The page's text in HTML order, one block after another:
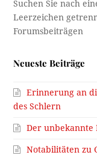
Neueste Beiträge
Erinnerung an
des Schlern
Der unbekannte
Notabilitäten zu